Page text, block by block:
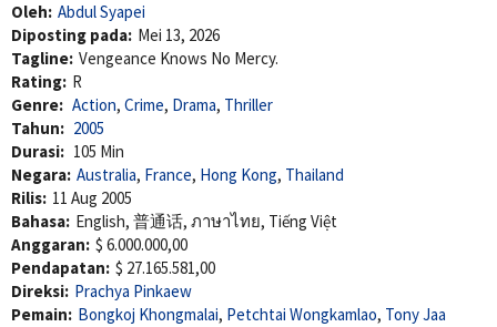
Oleh: Abdul Syapei
Diposting pada: Mei 13, 2026
Tagline: Vengeance Knows No Mercy.
Rating: R
Genre: Action, Crime, Drama, Thriller
Tahun: 2005
Durasi: 105 Min
Negara: Australia, France, Hong Kong, Thailand
Rilis: 11 Aug 2005
Bahasa: English, 普通话, ภาษาไทย, Tiếng Việt
Anggaran: $ 6.000.000,00
Pendapatan: $ 27.165.581,00
Direksi: Prachya Pinkaew
Pemain: Bongkoj Khongmalai, Petchtai Wongkamlao, Tony Jaa